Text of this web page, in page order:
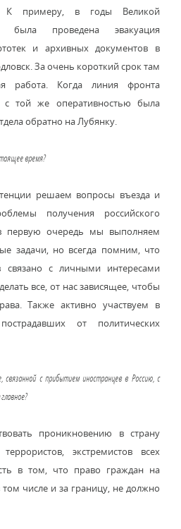
К примеру, в годы Великой
была проведена эвакуация
и архивных документов в
За очень короткий срок там
работа. Когда линия фронта
с той же оперативностью была
обратно на Лубянку.
время?
решаем вопросы въезда и
получения российского
первую очередь мы выполняем
задачи, но всегда помним, что
связано с личными интересами
все, от нас зависящее, чтобы
Также активно участвуем в
от политических
связанной с прибытием иностранцев в Россию, с
проникновению в страну
экстремистов всех
в том, что право граждан на
числе и за границу, не должно